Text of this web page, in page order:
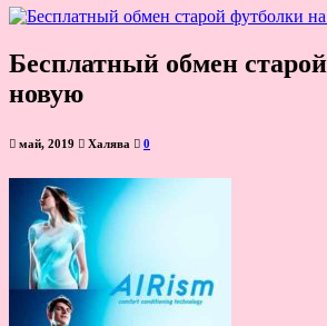
Бесплатный обмен
новую
май, 2019 Халява 0